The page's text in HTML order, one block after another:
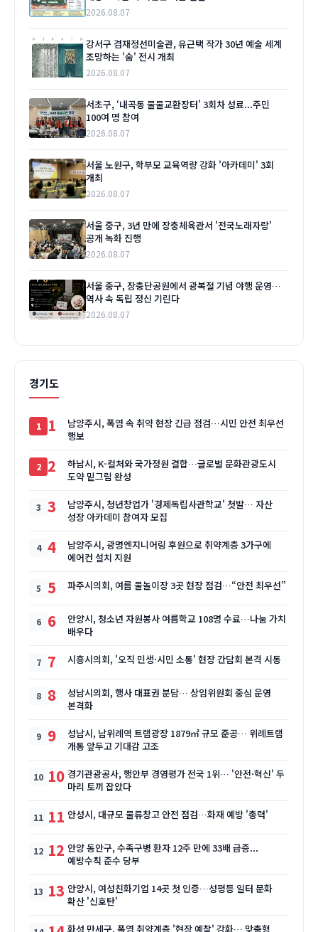
2026.08.07
강서구 겸재정선미술관, 유근택 작가 30년 예술 세계
조망하는 '숨' 전시 개최
2026.08.07
서초구, ‘내곡동 물물교환장터’ 3회차 성료...주민
100여 명 참여
2026.08.07
서울 노원구, 학부모 교육역량 강화 '아카데미' 3회
개최
2026.08.07
서울 중구, 3년 만에 장충체육관서 '전국노래자랑'
공개 녹화 진행
2026.08.07
서울 중구, 장충단공원에서 광복절 기념 야행 운영…
역사 속 독립 정신 기린다
2026.08.07
경기도
1
남양주시, 폭염 속 취약 현장 긴급 점검…시민 안전 최우선
행보
2
하남시, K-컬처와 국가정원 결합…글로벌 문화관광도시
도약 밑그림 완성
3
남양주시, 청년창업가 '경제독립사관학교' 첫발… 자산
성장 아카데미 참여자 모집
4
남양주시, 광명엔지니어링 후원으로 취약계층 3가구에
에어컨 설치 지원
5 파주시의회, 여름 물놀이장 3곳 현장 점검…“안전 최우선”
6
안양시, 청소년 자원봉사 여름학교 108명 수료…나눔 가치
배우다
7 시흥시의회, '오직 민생·시민 소통' 현장 간담회 본격 시동
8
성남시의회, 행사 대표권 분담… 상임위원회 중심 운영
본격화
9
성남시, 남위례역 트램광장 1879㎡ 규모 준공… 위례트램
개통 앞두고 기대감 고조
10 경기관광공사, 행안부 경영평가 전국 1위… '안전·혁신' 두
마리 토끼 잡았다
11 안성시, 대규모 물류창고 안전 점검…화재 예방 '총력'
12 안양 동안구, 수족구병 환자 12주 만에 33배 급증...
예방수칙 준수 당부
13 안양시, 여성친화기업 14곳 첫 인증…성평등 일터 문화
확산 '신호탄'
화성 만세구, 폭염 취약계층 '현장 예찰' 강화… 맞춤형